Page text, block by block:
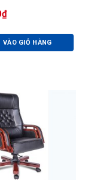
₫
VÀO GIỎ HÀNG